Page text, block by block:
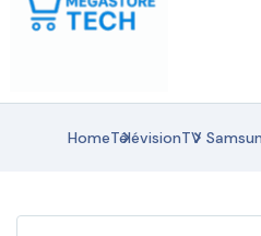
HomeTélévisionTV